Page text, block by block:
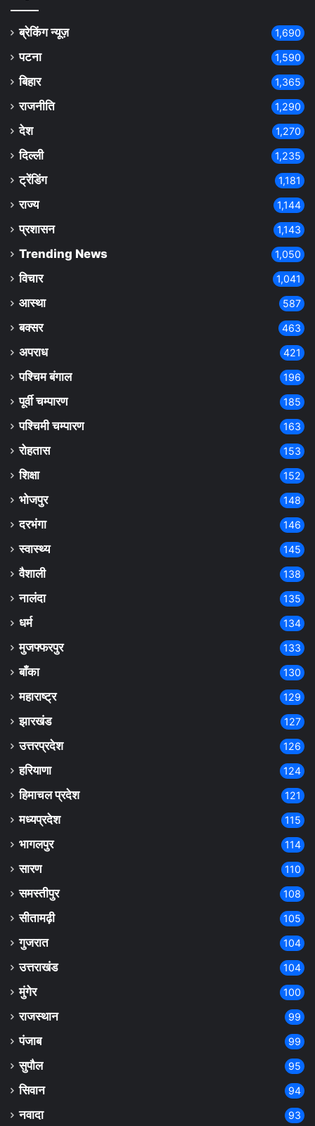
ब्रेकिंग न्यूज़ 1,690
पटना 1,590
बिहार 1,365
राजनीति 1,290
देश 1,270
दिल्ली 1,235
ट्रेंडिंग 1,181
राज्य 1,144
प्रशासन 1,143
Trending News 1,050
विचार 1,041
आस्था 587
बक्सर 463
अपराध 421
पश्चिम बंगाल 196
पूर्वी चम्पारण 185
पश्चिमी चम्पारण 163
रोहतास 153
शिक्षा 152
भोजपुर 148
दरभंगा 146
स्वास्थ्य 145
वैशाली 138
नालंदा 135
धर्म 134
मुजफ्फरपुर 133
बाँका 130
महाराष्ट्र 129
झारखंड 127
उत्तरप्रदेश 126
हरियाणा 124
हिमाचल प्रदेश 121
मध्यप्रदेश 115
भागलपुर 114
सारण 110
समस्तीपुर 108
सीतामढ़ी 105
गुजरात 104
उत्तराखंड 104
मुंगेर 100
राजस्थान 99
पंजाब 99
सुपौल 95
सिवान 94
नवादा 93